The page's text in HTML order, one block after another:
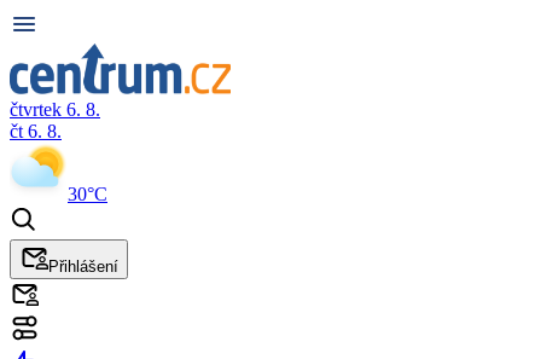
čtvrtek 6. 8.
čt 6. 8.
30°C
Přihlášení